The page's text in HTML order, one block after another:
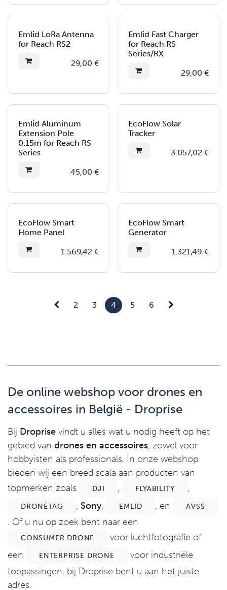
Emlid LoRa Antenna
for Reach RS2
29,00 €
Emlid Fast Charger
for Reach RS
Series/RX
29,00 €
Emlid Aluminum
Extension Pole
0.15m for Reach RS
Series
45,00 €
EcoFlow Solar
Tracker
3.057,02€
EcoFlow Smart
Home Panel
1.569,42€
EcoFlow Smart
Generator
1.321,49 €
2 3 4 5 6
De online webshop voor drones en
accessoires in België - Droprise
Bij Droprise vindt u alles wat u nodig heeft op het
gebied van drones en accessoires, zowel voor
hobbyisten als professionals. In onze webshop
bieden wij een breed scala aan producten van
topmerken zoals
DJI , FLYABILITY ,
DRONETAG , Sony, EMLID , en AVSS
. Of u nu op zoek bent naar een
CONSUMER DRONE
voor luchtfotografie of
een
ENTERPRISE DRONE
voor industriële
toepassingen, bij Droprise bent u aan het juiste
adres.